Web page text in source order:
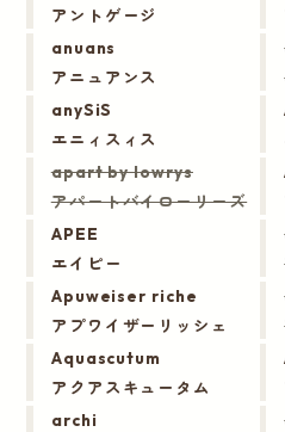
アントゲージ
anuans
アニュアンス
anySiS
エニィスィス
apart by lowrys
アパートバイローリーズ
APEE
エイピー
Apuweiser riche
アプワイザーリッシェ
Aquascutum
アクアスキュータム
archi